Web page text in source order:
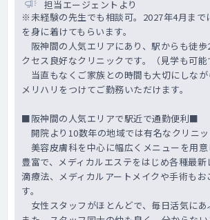
担当エージェントより
※未経験の先生でも相談可。2027年4月まで
を身に着けてもらいます。
阪神間の人気エリアにあり、駅からも徒歩
クセス良好なクリニックです。（見学も可能
当直もなくご家族との時間も大切にしな
メリハリをつけてご勤務いただけます。
■阪神間の人気エリアで駅近で通勤便利■
開院より10数年の地域では有名なクリニッ
美容皮膚科を中心に幅広くメニューを用意
豊富で、メディカルエステをはじめ各種最
滴療法、メディカルアートメイクや手術もお
す。
女性スタッフがほとんどで、毎日活気にあ